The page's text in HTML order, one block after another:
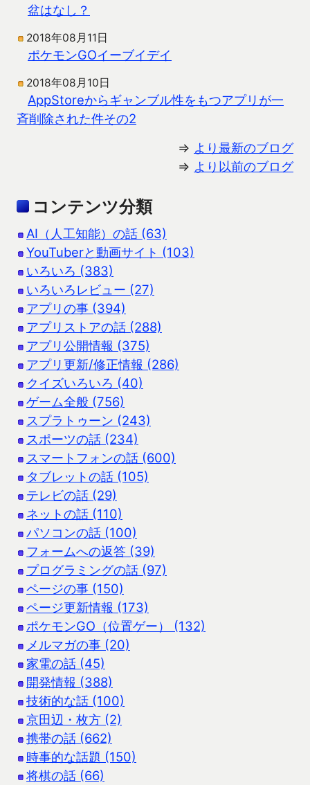
盆はなし？
2018年08月11日
ポケモンGOイーブイデイ
2018年08月10日
AppStoreからギャンブル性をもつアプリが一
斉削除された件その2
⇒ より最新のブログ
⇒ より以前のブログ
コンテンツ分類
AI（人工知能）の話 (63)
YouTuberと動画サイト (103)
いろいろ (383)
いろいろレビュー (27)
アプリの事 (394)
アプリストアの話 (288)
アプリ公開情報 (375)
アプリ更新/修正情報 (286)
クイズいろいろ (40)
ゲーム全般 (756)
スプラトゥーン (243)
スポーツの話 (234)
スマートフォンの話 (600)
タブレットの話 (105)
テレビの話 (29)
ネットの話 (110)
パソコンの話 (100)
フォームへの返答 (39)
プログラミングの話 (97)
ページの事 (150)
ページ更新情報 (173)
ポケモンGO（位置ゲー） (132)
メルマガの事 (20)
家電の話 (45)
開発情報 (388)
技術的な話 (100)
京田辺・枚方 (2)
携帯の話 (662)
時事的な話題 (150)
将棋の話 (66)